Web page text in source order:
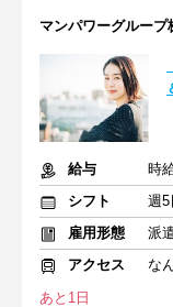
マンパワーグループ
給与
時
シフト
週5
雇用形態
派
アクセス
な
あと1日